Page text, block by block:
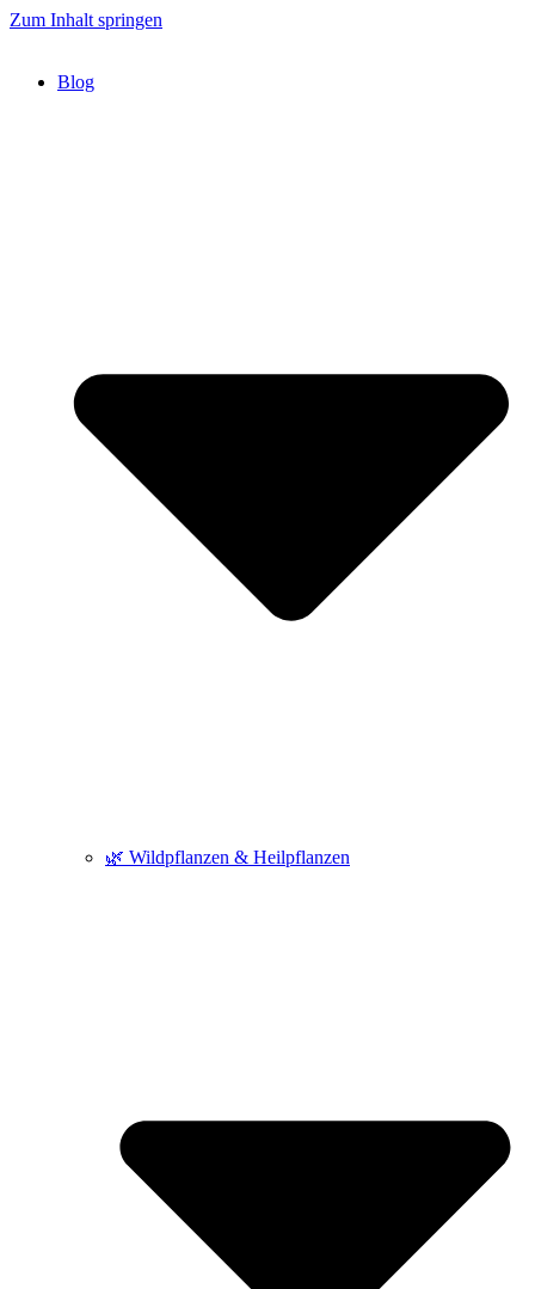
Zum Inhalt springen
Blog
🌿 Wildpflanzen & Heilpflanzen